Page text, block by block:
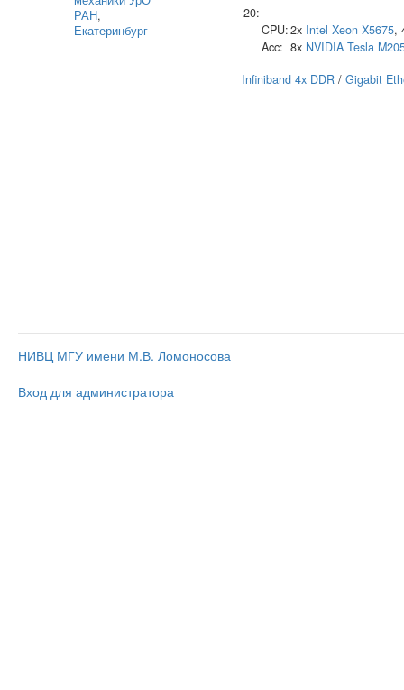
РАН,
Екатеринбург
20:
CPU:2x Intel Xeon X5675,
Acc: 8x NVIDIA Tesla
Infiniband 4x DDR / Gigabit
НИВЦ МГУ имени М.В. Ломоносова
Вход для администратора